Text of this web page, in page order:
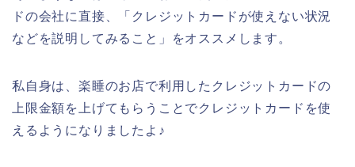
ドの会社に直接、「クレジットカードが使えない状況
などを説明してみること」をオススメします。
私自身は、楽睡のお店で利用したクレジットカードの
上限金額を上げてもらうことでクレジットカードを使
えるようになりましたよ♪